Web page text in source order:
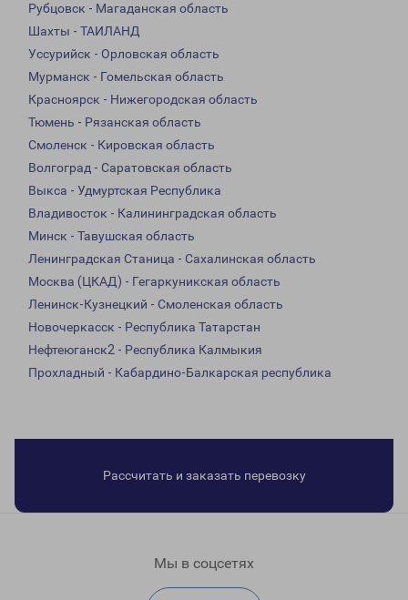
Рубцовск - Магаданская область
Шахты - ТАИЛАНД
Уссурийск - Орловская область
Мурманск - Гомельская область
Красноярск - Нижегородская область
Тюмень - Рязанская область
Смоленск - Кировская область
Волгоград - Саратовская область
Выкса - Удмуртская Республика
Владивосток - Калининградская область
Минск - Тавушская область
Ленинградская Станица - Сахалинская область
Москва (ЦКАД) - Гегаркуникская область
Ленинск-Кузнецкий - Смоленская область
Новочеркасск - Республика Татарстан
Нефтеюганск2 - Республика Калмыкия
Прохладный - Кабардино-Балкарская республика
Рассчитать и заказать перевозку
Мы в соцсетях